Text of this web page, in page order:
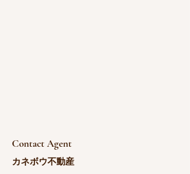
Contact Agent
カネボウ不動産